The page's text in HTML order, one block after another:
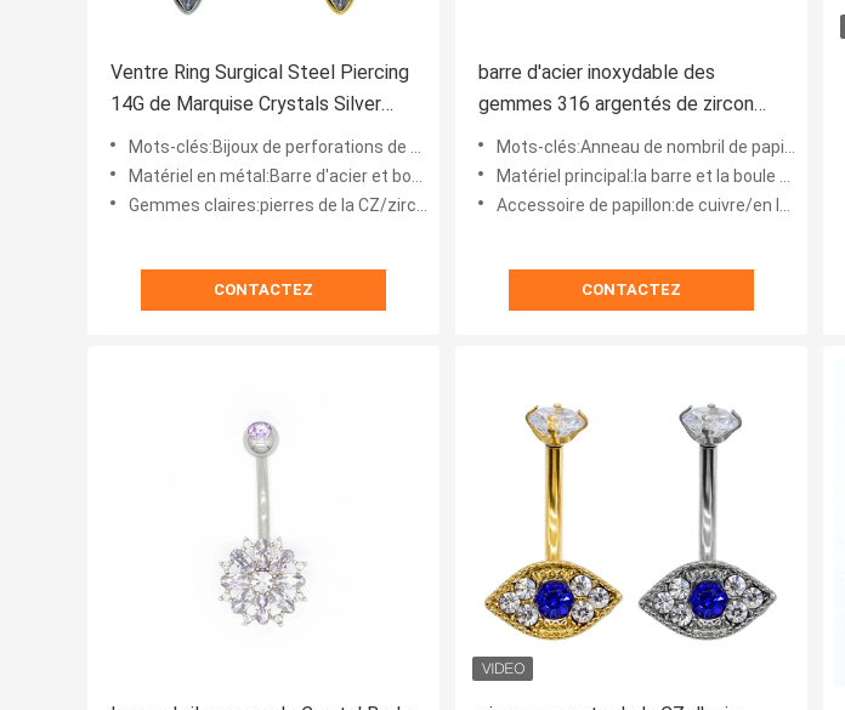
Ventre Ring Surgical Steel Piercing
14G de Marquise Crystals Silver
Gold Navel de fleur
Mots-clés:Bijoux de perforations de corps
Matériel en métal:Barre d'acier et boule chirurgicales
Gemmes claires:pierres de la CZ/zircon
CONTACTEZ
barre d'acier inoxydable des
gemmes 316 argentés de zircon
d'anneau de nombril de papillon d'or
Mots-clés:Anneau de nombril de papillon
Matériel principal:la barre et la boule sont l'acier inoxydable 316
Accessoire de papillon:de cuivre/en laiton
CONTACTEZ